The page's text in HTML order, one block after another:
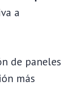
a
de paneles
más